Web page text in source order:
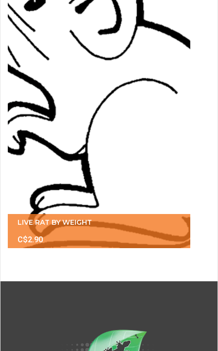
LIVE RAT BY WEIGHT
C$2.90